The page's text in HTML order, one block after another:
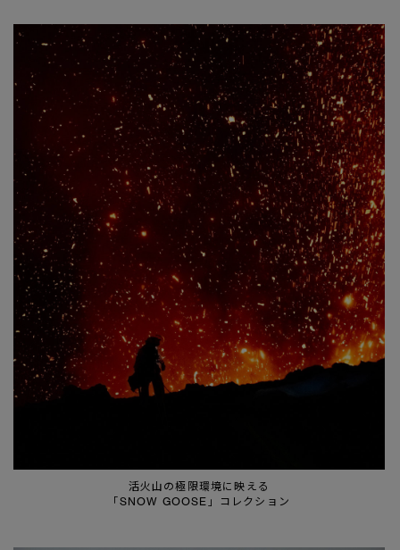
活火山の極限環境に映える
「SNOW GOOSE」コレクション